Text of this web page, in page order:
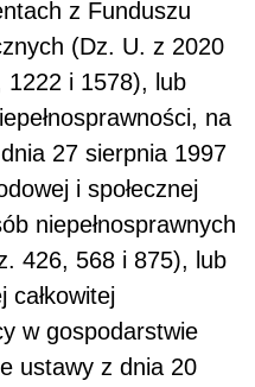
z Funduszu
(Dz. U. z 2020
1222 i 1578), lub
na
27 sierpnia 1997
i społecznej
niepełnosprawnych
426, 568 i 875), lub
całkowitej
w gospodarstwie
ustawy z dnia 20